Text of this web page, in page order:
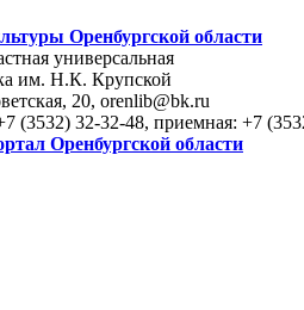
Оренбургской области
универсальная
им. Н.К. Крупской
20, orenlib@bk.ru
(3532) 32-32-48, приемная: +7
Оренбургской области